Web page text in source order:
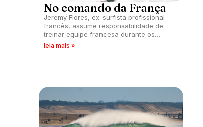
No comando da França
Jeremy Flores, ex-surfista profissional
francês, assume responsabilidade de
treinar equipe francesa durante os
Jogos Olímpicos.
leia mais »